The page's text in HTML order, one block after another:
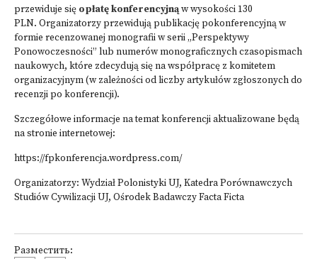
przewiduje się opłatę konferencyjnąw wysokości 130
PLN. Organizatorzy przewidują publikację pokonferencyjną w
formie recenzowanej monografii w serii „Perspektywy
Ponowoczesności” lub numerów monograficznych czasopismach
naukowych, które zdecydują się na współpracę z komitetem
organizacyjnym (w zależności od liczby artykułów zgłoszonych do
recenzji po konferencji).
Szczegółowe informacje na temat konferencji aktualizowane będą
na stronie internetowej:
https://fpkonferencja.wordpress.com/
Organizatorzy: Wydział Polonistyki UJ, Katedra Porównawczych
Studiów Cywilizacji UJ, Ośrodek Badawczy Facta Ficta
Разместить: